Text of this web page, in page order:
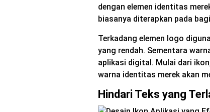
dengan elemen identitas
biasanya diterapkan pada
Terkadang elemen logo
yang rendah. Sementara
aplikasi digital. Mulai dari
warna identitas merek akan
Hindari Teks yang